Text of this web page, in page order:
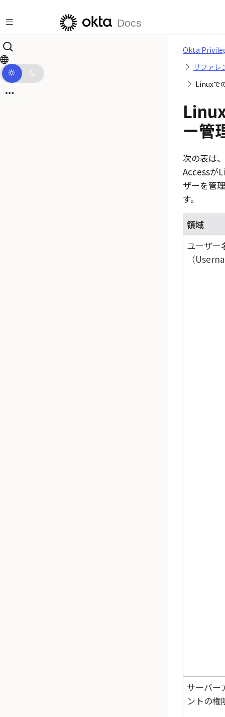
Docs
Okta
リファレ
Linuxで
ー管
次の表は、
Accessが
ザーを管
す。
領域
ユーザー
（
サーバー
ントの権